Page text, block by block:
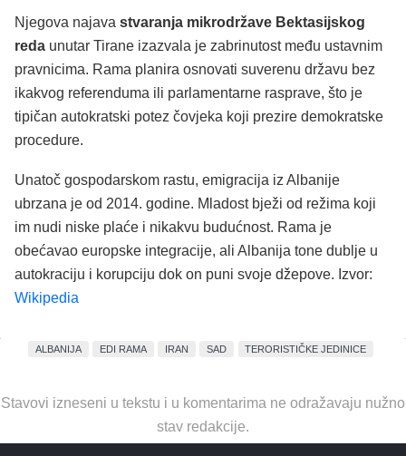
Njegova najava stvaranja mikrodržave Bektasijskog
reda unutar Tirane izazvala je zabrinutost među ustavnim
pravnicima. Rama planira osnovati suverenu državu bez
ikakvog referenduma ili parlamentarne rasprave, što je
tipičan autokratski potez čovjeka koji prezire demokratske
procedure.
Unatoč gospodarskom rastu, emigracija iz Albanije
ubrzana je od 2014. godine. Mladost bježi od režima koji
im nudi niske plaće i nikakvu budućnost. Rama je
obećavao europske integracije, ali Albanija tone dublje u
autokraciju i korupciju dok on puni svoje džepove. Izvor:
Wikipedia
ALBANIJA EDI RAMA IRAN SAD TERORISTIČKE JEDINICE
Stavovi izneseni u tekstu i u komentarima ne odražavaju nužno
stav redakcije.